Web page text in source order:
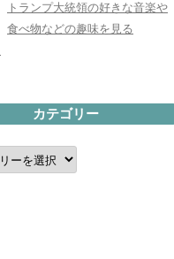
トランプ大統領の好きな音楽や
食べ物などの趣味を見る
カテゴリー